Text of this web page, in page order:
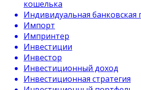
кошелька
Индивидуальная банковская
Импорт
Импринтер
Инвестиции
Инвестор
Инвестиционный доход
Инвестиционная стратегия